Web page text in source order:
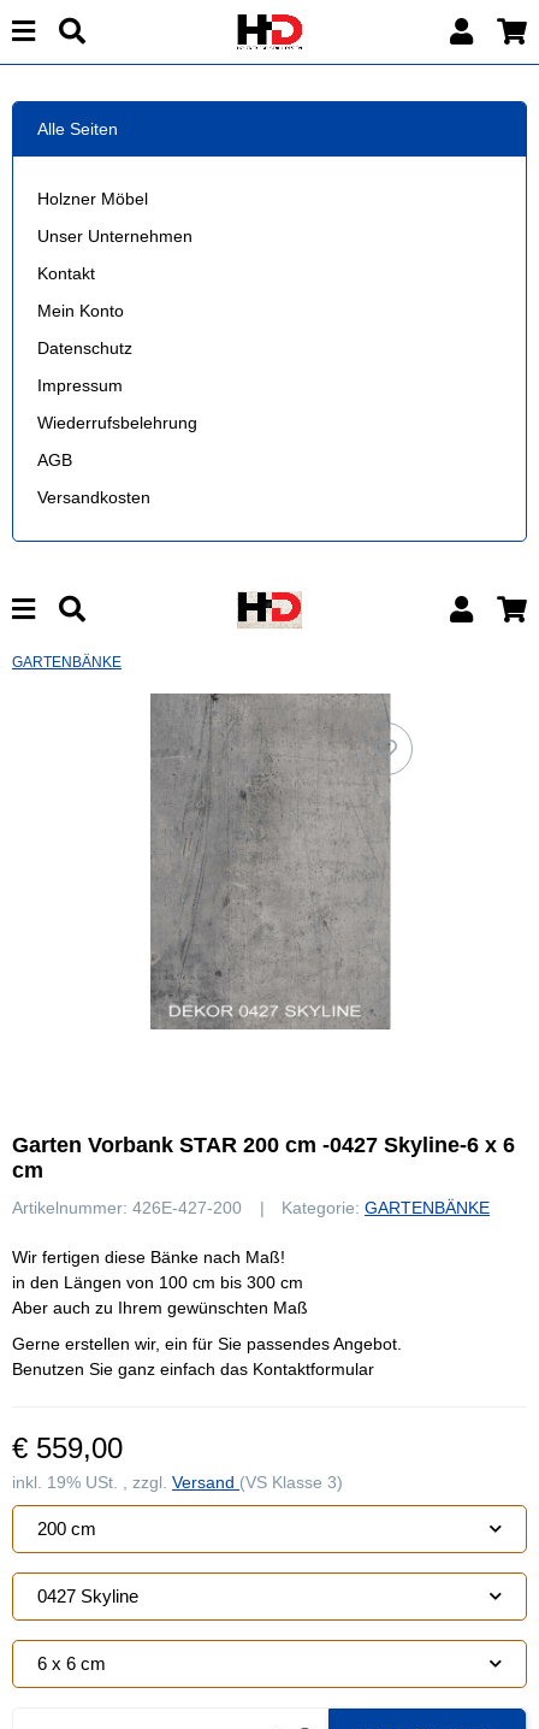
Alle Seiten
Holzner Möbel
Unser Unternehmen
Kontakt
Mein Konto
Datenschutz
Impressum
Wiederrufsbelehrung
AGB
Versandkosten
GARTENBÄNKE
Garten Vorbank STAR 200 cm -0427 Skyline-6 x 6
cm
Artikelnummer: 426E-427-200 Kategorie: GARTENBÄNKE
Wir fertigen diese Bänke nach Maß!
in den Längen von 100 cm bis 300 cm
Aber auch zu Ihrem gewünschten Maß
Gerne erstellen wir, ein für Sie passendes Angebot.
Benutzen Sie ganz einfach das Kontaktformular
€ 559,00
inkl. 19% USt. , zzgl. Versand (VS Klasse 3)
200 cm
0427 Skyline
6 x 6 cm